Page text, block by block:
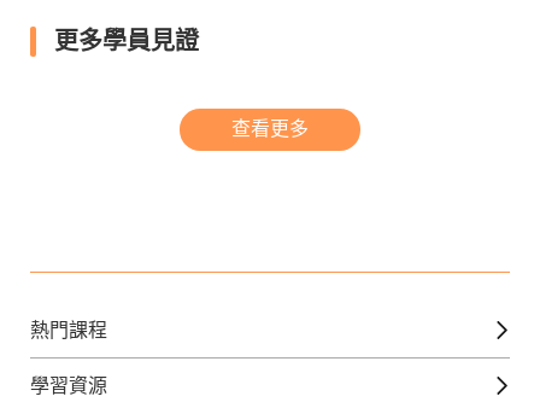
更多學員見證
查看更多
熱門課程
英文課程
學習資源